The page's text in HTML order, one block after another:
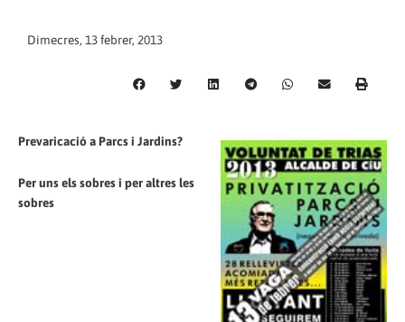
Dimecres, 13 febrer, 2013
Prevaricació a Parcs i Jardins?
Per uns els sobres i per altres les
sobres